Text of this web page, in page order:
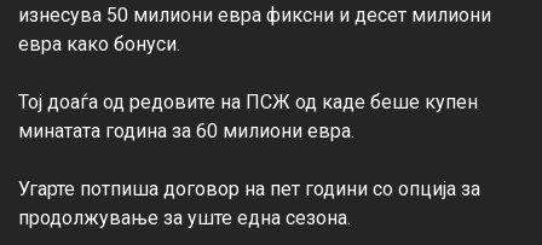
изнесува 50 милиони евра фиксни и десет милиони
евра како бонуси.
Тој доаѓа од редовите на ПСЖ од каде беше купен
минатата година за 60 милиони евра.
Угарте потпиша договор на пет години со опција за
продолжување за уште една сезона.